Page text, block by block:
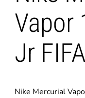
Vapor
Jr
Nike Mercurial